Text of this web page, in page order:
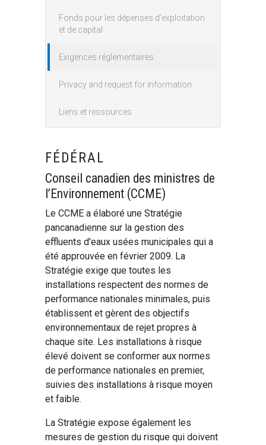
FÉDÉRAL
Conseil canadien des ministres de
l’Environnement (CCME)
Le CCME a élaboré une Stratégie
pancanadienne sur la gestion des
effluents d'eaux usées municipales qui a
été approuvée en février 2009. La
Stratégie exige que toutes les
installations respectent des normes de
performance nationales minimales, puis
établissent et gèrent des objectifs
environnementaux de rejet propres à
chaque site. Les installations à risque
élevé doivent se conformer aux normes
de performance nationales en premier,
suivies des installations à risque moyen
et faible.
La Stratégie expose également les
mesures de gestion du risque qui doivent
Fonds pour les dépenses d’exploitation
et de capital
Exigences réglementaires
Privacy and request for information
Liens et ressources